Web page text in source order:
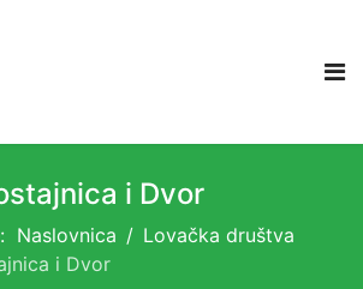
i Dvor
Naslovnica
Lovačka društva
i Dvor